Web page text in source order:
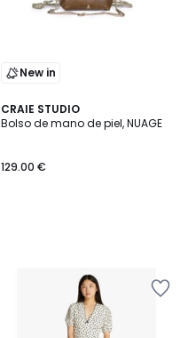
New in
CRAIE STUDIO
Bolso de mano de piel, NUAGE
129.00 €